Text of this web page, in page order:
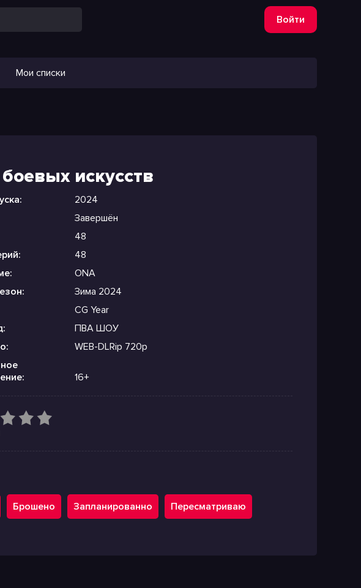
Войти
Мои списки
искусств
2024
Завершён
48
48
ONA
Зима 2024
CG Year
ПВА ШОУ
WEB-DLRip 720p
16+
Брошено Запланированно Пересматриваю